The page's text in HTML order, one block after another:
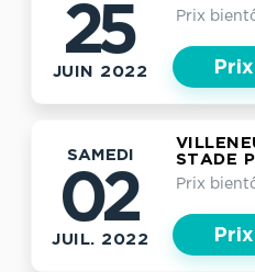
25
JUIN 2022
Prix
SAMEDI
02
JUIL. 2022
STADE
Prix